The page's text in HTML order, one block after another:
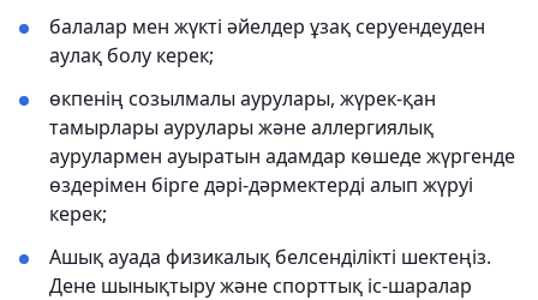
балалар мен жүкті әйелдер ұзақ серуендеуден
аулақ болу керек;
өкпенің созылмалы аурулары, жүрек-қан
тамырлары аурулары және аллергиялық
аурулармен ауыратын адамдар көшеде жүргенде
өздерімен бірге дәрі-дәрмектерді алып жүруі
керек;
Ашық ауада физикалық белсенділікті шектеңіз.
Дене шынықтыру және спорттық іс-шаралар